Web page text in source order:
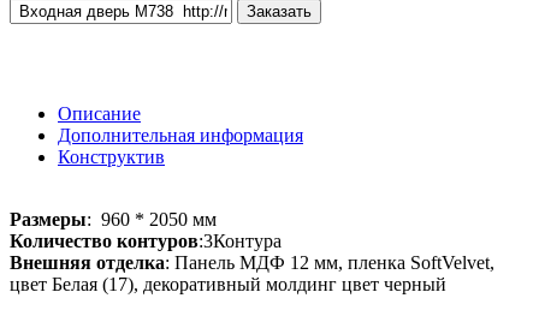
Заказать
Описание
Дополнительная информация
Конструктив
Размеры: 960 * 2050 мм
Количество контуров:3Контура
Внешняя отделка: Панель МДФ 12 мм, пленка SoftVelvet,
цвет Белая (17), декоративный молдинг цвет черный